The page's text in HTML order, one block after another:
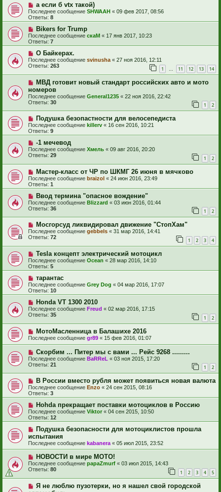
а если б vtx такой)
Последнее сообщение SHWAAH « 09 фев 2017, 08:56
Ответы: 8
Bikers for Trump
Последнее сообщение скаМ « 17 янв 2017, 10:23
Ответы: 7
О Байкерах.
Последнее сообщение svinusha « 27 ноя 2016, 12:11
Ответы: 263 1 … 11 12 13 14
МВД готовит новый стандарт российских авто и мото
номеров
Последнее сообщение General1235 « 22 ноя 2016, 22:42
Ответы: 30 1 2
Подушка безопастности для велосепедиста
Последнее сообщение killerv « 16 сен 2016, 10:21
Ответы: 9
-1 мечевод
Последнее сообщение Хмель « 09 авг 2016, 20:20
Ответы: 29 1 2
Мастер-класс от ЧР по ШКМГ 26 июня в мячково
Последнее сообщение braizol « 24 июн 2016, 23:49
Ответы: 1
Ввод термина "опасное вождение"
Последнее сообщение Blizzard « 03 июн 2016, 01:44
Ответы: 36 1 2
Мосгорсуд ликвидировал движение "СтопХам"
Последнее сообщение gebbels « 31 мар 2016, 14:41
Ответы: 72 1 2 3 4
Tesla концепт электрический мотоцикл
Последнее сообщение Ocean « 28 мар 2016, 14:10
Ответы: 5
тарантас
Последнее сообщение Grey Dog « 04 мар 2016, 17:07
Ответы: 10
Honda VT 1300 2010
Последнее сообщение Freud « 02 мар 2016, 17:15
Ответы: 35 1 2
МотоМасленница в Балашихе 2016
Последнее сообщение gr89 « 15 фев 2016, 01:07
Скорбим ... Питер мы с вами ... Рейс 9268 .........
Последнее сообщение BaRReL « 03 ноя 2015, 17:20
Ответы: 21 1 2
В России вместо рубля может появиться новая валюта
Последнее сообщение Enzo « 24 сен 2015, 08:16
Ответы: 3
Hohda прекращает поставки мотоциклов в Россию
Последнее сообщение Viktor « 04 сен 2015, 10:50
Ответы: 12
Подушка безопасности для мотоциклистов прошла
испытания
Последнее сообщение kabanera « 05 июл 2015, 23:52
НОВОСТИ в мире МОТО!
Последнее сообщение papaZmurf « 03 июл 2015, 14:43
Ответы: 80 1 2 3 4 5
Я не люблю пузотерки, но я нашел свой городской